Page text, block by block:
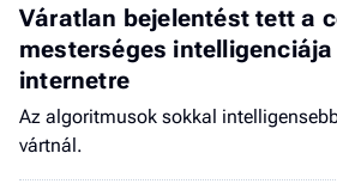
Váratlan bejelentést tett a
mesterséges
internetre
Az algoritmusok sokkal
vártnál.